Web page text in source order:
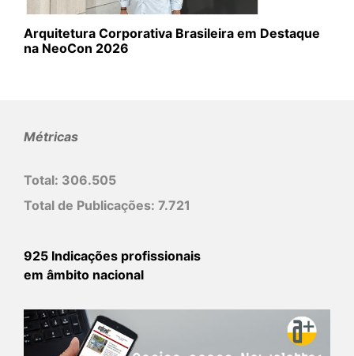
Arquitetura Corporativa Brasileira em Destaque
na NeoCon 2026
Métricas
Total: 306.505
Total de Publicações: 7.721
925 Indicações profissionais
em âmbito nacional